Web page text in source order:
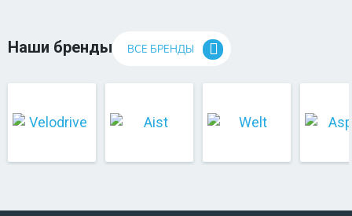
Наши бренды ВСЕ БРЕНДЫ